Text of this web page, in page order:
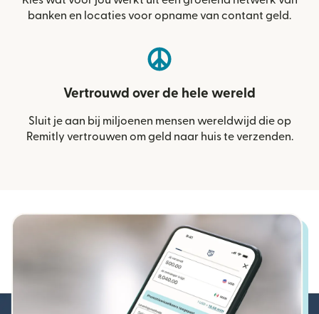
banken en locaties voor opname van contant geld.
Vertrouwd over de hele wereld
Sluit je aan bij miljoenen mensen wereldwijd die op
Remitly vertrouwen om geld naar huis te verzenden.